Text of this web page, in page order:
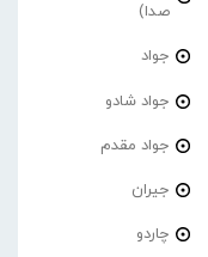
صدا)
جواد
جواد شادو
جواد مقدم
جیران
چاردو